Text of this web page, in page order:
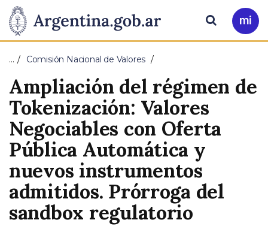
Presidencia
de
Nación
Pasar al contenido principal
Ir
a
Buscar
… Comisión Nacional de Valores
Ampliación del régimen de
Tokenización: Valores
Negociables con Oferta
Pública Automática y
nuevos instrumentos
admitidos. Prórroga del
sandbox regulatorio